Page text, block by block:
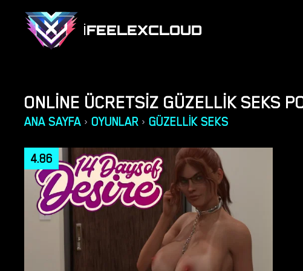
IFEELEXCLOUD
ONLINE ÜCRETSIZ GÜZELLIK SEKS
ANA SAYFA › OYUNLAR › GÜZELLIK SEKS
4.86